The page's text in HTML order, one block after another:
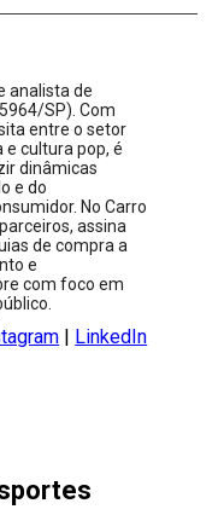
analista de
SP). Com
entre o setor
cultura pop, é
dinâmicas
e do
No Carro
assina
de compra a
e
com foco em
| LinkedIn